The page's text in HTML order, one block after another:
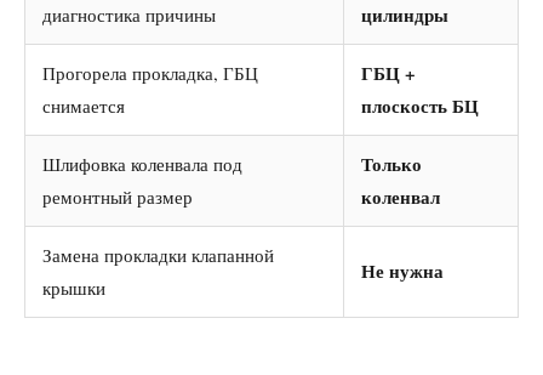
диагностика причины
цилиндры
Прогорела прокладка, ГБЦ
снимается
ГБЦ +
плоскость БЦ
Шлифовка коленвала под
ремонтный размер
Только
коленвал
Замена прокладки клапанной
крышки
Не нужна